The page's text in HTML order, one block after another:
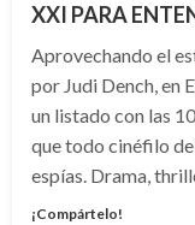
XXI PARA
Aprovechando el
por Judi Dench, en
un listado con las
que todo cinéfilo
espías. Drama,
¡Compártelo!